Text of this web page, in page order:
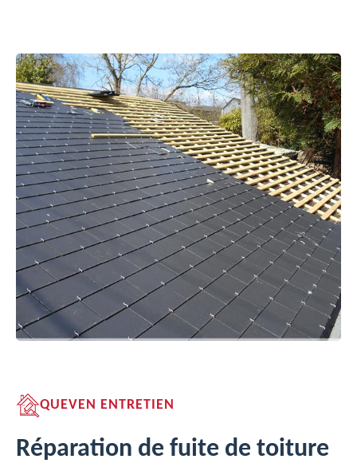
QUEVEN ENTRETIEN
Réparation de fuite de toiture